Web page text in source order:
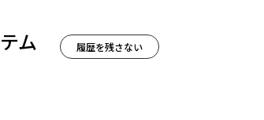
ム 履歴を残さない